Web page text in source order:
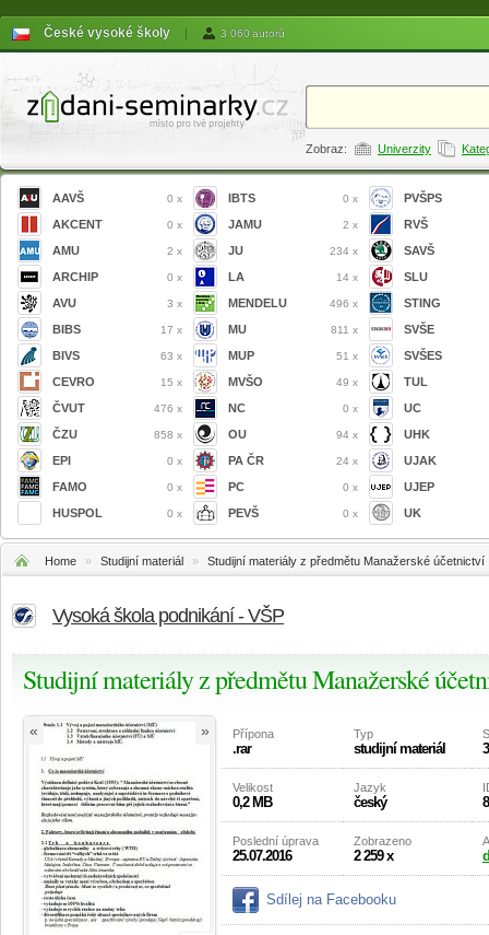
České vysoké školy | 3 060 autorů
Zobraz: Univerzity
AAVŠ 0 x
AKCENT 0 x
AMU 2 x
ARCHIP 0 x
AVU 3 x
BIBS 17 x
BIVS 63 x
CEVRO 15 x
ČVUT 476 x
ČZU 858 x
EPI 0 x
FAMO 0 x
HUSPOL 0 x
IBTS 0 x
JAMU 2 x
JU 234 x
LA 14 x
MENDELU 496 x
MU 811 x
MUP 51 x
MVŠO 49 x
NC 0 x
OU 94 x
PA ČR 24 x
PC 0 x
PEVŠ 0 x
PVŠPS
RVŠ
SAVŠ
SLU
STING
SVŠE
SVŠES
TUL
UC
UHK
UJAK
UJEP
UK
Home » Studijní materiál » Studijní materiály z předmětu Manažerské účetnictví
Vysoká škola podnikání - VŠP
Studijní materiály z předmětu Manažerské
« » Přípona
.rar
Typ
studijní materiál
Velikost
0,2 MB
Jazyk
český
Poslední úprava
25.07.2016
Zobrazeno
2 259 x
Sdílej na Facebooku